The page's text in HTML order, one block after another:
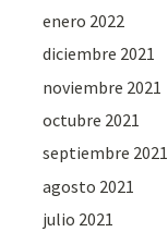
enero 2022
diciembre 2021
noviembre 2021
octubre 2021
septiembre 2021
agosto 2021
julio 2021